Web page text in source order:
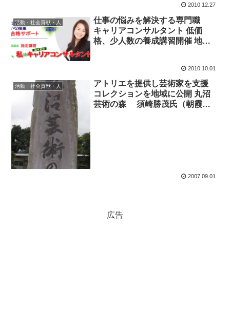
2010.12.27
活動・社会貢献・人
仕事の悩みを解決する専門職
キャリアコンサルタント 低価
格、少人数の養成講習開催 地域
2010.10.01
活動・社会貢献・人
アトリエを提供し芸術家を支援
コレクションを地域に公開 丸沼
芸術の森 須崎勝茂氏（朝霞
2007.09.01
広告